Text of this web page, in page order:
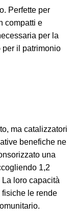
Perfette per
compatti e
per la
per il patrimonio
ma catalizzatori
benefiche ne
una
1,2
loro capacità
le rende